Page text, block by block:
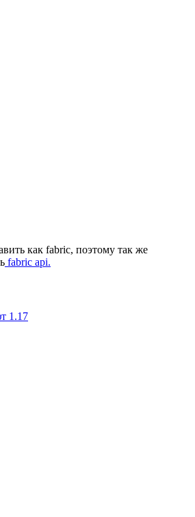
как fabric, поэтому так же
fabric api.
1.17